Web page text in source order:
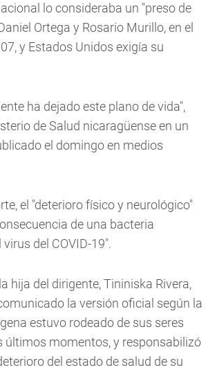
lo consideraba un "preso de
Ortega y Rosario Murillo, en el
y Estados Unidos exigía su
ha dejado este plano de vida",
de Salud nicaragüense en un
el domingo en medios
el "deterioro físico y neurológico"
de una bacteria
del COVID-19".
hija del dirigente, Tininiska Rivera,
la versión oficial según la
estuvo rodeado de sus seres
últimos momentos, y responsabilizó
del estado de salud de su